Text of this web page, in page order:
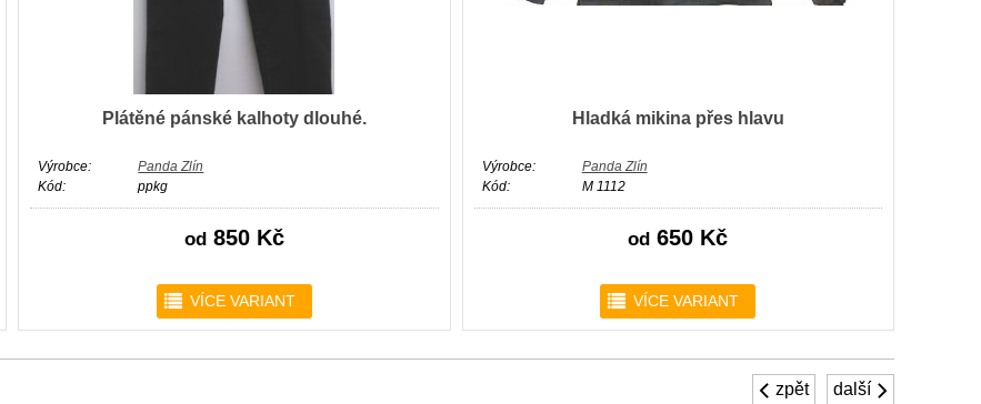
Plátěné pánské kalhoty dlouhé.
Výrobce:
Panda Zlín
Kód:
ppkg
od850 Kč
r VÍCE VARIANT
Hladká mikina přes hlavu
Výrobce:
Panda Zlín
Kód:
M 1112
od 650 Kč
r VÍCE VARIANT
zpět další